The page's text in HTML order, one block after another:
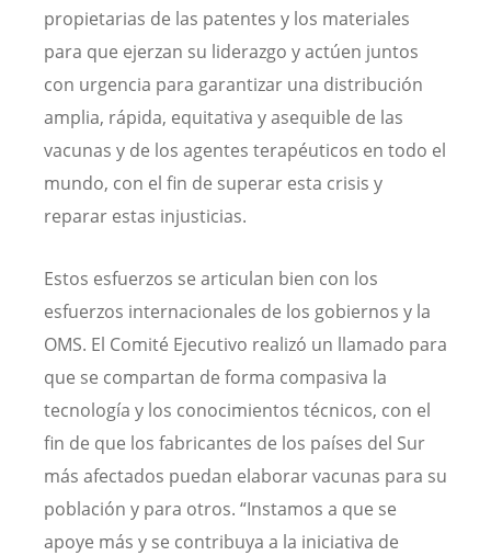
propietarias de las patentes y los materiales
para que ejerzan su liderazgo y actúen juntos
con urgencia para garantizar una distribución
amplia, rápida, equitativa y asequible de las
vacunas y de los agentes terapéuticos en todo el
mundo, con el fin de superar esta crisis y
reparar estas injusticias.
Estos esfuerzos se articulan bien con los
esfuerzos internacionales de los gobiernos y la
OMS. El Comité Ejecutivo realizó un llamado para
que se compartan de forma compasiva la
tecnología y los conocimientos técnicos, con el
fin de que los fabricantes de los países del Sur
más afectados puedan elaborar vacunas para su
población y para otros. “Instamos a que se
apoye más y se contribuya a la iniciativa de